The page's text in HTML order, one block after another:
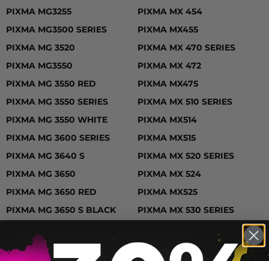
PIXMA MG3255
PIXMA MG3500 SERIES
PIXMA MG 3520
PIXMA MG3550
PIXMA MG 3550 RED
PIXMA MG 3550 SERIES
PIXMA MG 3550 WHITE
PIXMA MG 3600 SERIES
PIXMA MG 3640 S
PIXMA MG 3650
PIXMA MG 3650 RED
PIXMA MG 3650 S BLACK
PIXMA MG 3650 S RED
PIXMA MX 454
PIXMA MX455
PIXMA MX 470 SERIES
PIXMA MX 472
PIXMA MX475
PIXMA MX 510 SERIES
PIXMA MX514
PIXMA MX515
PIXMA MX 520 SERIES
PIXMA MX 524
PIXMA MX525
PIXMA MX 530 SERIES
PIXMA MX535